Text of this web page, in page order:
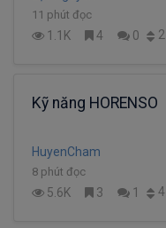
11 phút đọc
1.1K 4 0 2
Kỹ năng HORENSO
HuyenCham
8 phút đọc
5.6K 3 1 4